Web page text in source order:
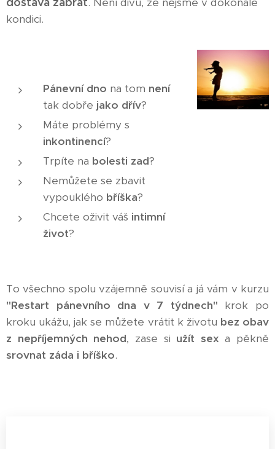
kondici.
Pánevní dno na tom není
tak dobře jako dřív?
Máte problémy s
inkontinencí?
Trpíte na bolesti zad?
Nemůžete se zbavit
vypouklého bříška?
Chcete oživit váš intimní
život?
To všechno spolu vzájemně souvisí a já vám v kurzu
"Restart pánevního dna v 7 týdnech" krok po
kroku ukážu, jak se můžete vrátit k životu bez obav
z nepříjemných nehod, zase si užít sex a pěkně
srovnat záda i bříško.